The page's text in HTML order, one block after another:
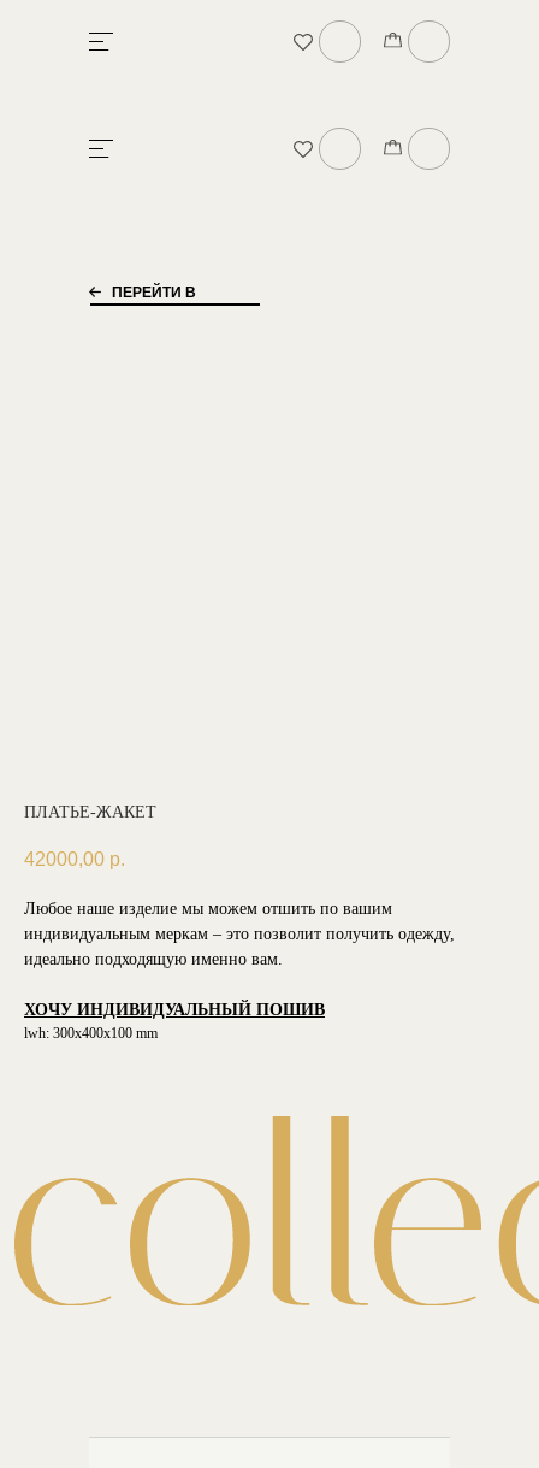
ПЕРЕЙТИ В
КАТАЛОГ
ПЛАТЬЕ-ЖАКЕТ
42000,00 р.
Любое наше изделие мы можем отшить по вашим
индивидуальным меркам – это позволит получить одежду,
идеально подходящую именно вам.
ХОЧУ ИНДИВИДУАЛЬНЫЙ ПОШИВ
lwh: 300x400x100 mm